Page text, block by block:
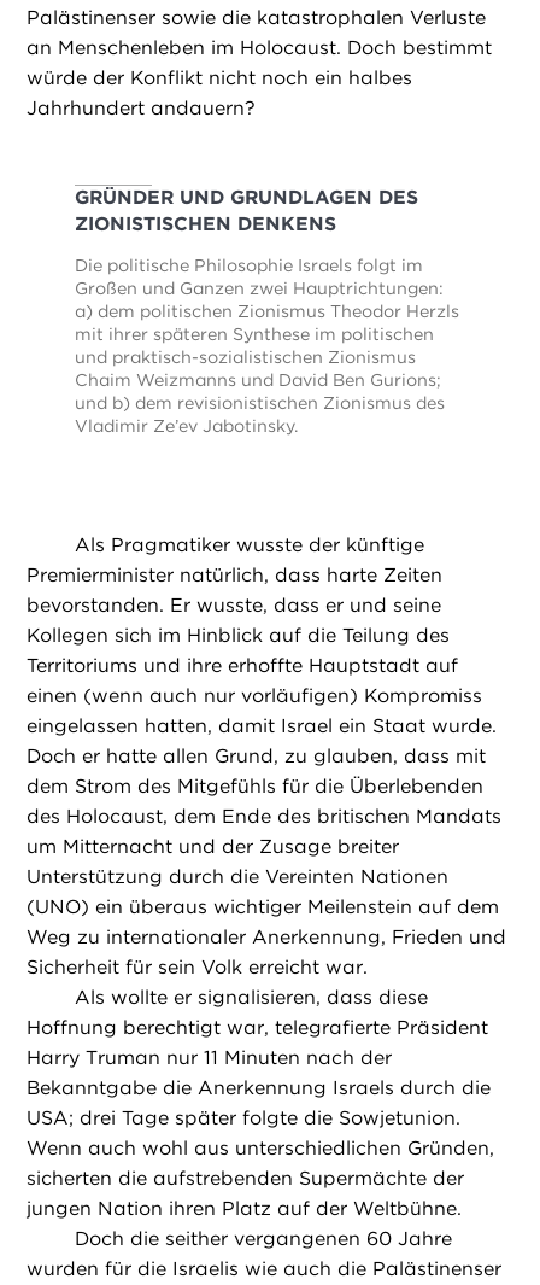
Palästinenser sowie die katastrophalen Verluste
an Menschenleben im Holocaust. Doch bestimmt
würde der Konflikt nicht noch ein halbes
Jahrhundert andauern?
GRÜNDER UND GRUNDLAGEN DES
ZIONISTISCHEN DENKENS
Die politische Philosophie Israels folgt im
Großen und Ganzen zwei Hauptrichtungen:
a) dem politischen Zionismus Theodor Herzls
mit ihrer späteren Synthese im politischen
und praktisch-sozialistischen Zionismus
Chaim Weizmanns und David Ben Gurions;
und b) dem revisionistischen Zionismus des
Vladimir Ze’ev Jabotinsky.
Als Pragmatiker wusste der künftige
Premierminister natürlich, dass harte Zeiten
bevorstanden. Er wusste, dass er und seine
Kollegen sich im Hinblick auf die Teilung des
Territoriums und ihre erhoffte Hauptstadt auf
einen (wenn auch nur vorläufigen) Kompromiss
eingelassen hatten, damit Israel ein Staat wurde.
Doch er hatte allen Grund, zu glauben, dass mit
dem Strom des Mitgefühls für die Überlebenden
des Holocaust, dem Ende des britischen Mandats
um Mitternacht und der Zusage breiter
Unterstützung durch die Vereinten Nationen
(UNO) ein überaus wichtiger Meilenstein auf dem
Weg zu internationaler Anerkennung, Frieden und
Sicherheit für sein Volk erreicht war.
Als wollte er signalisieren, dass diese
Hoffnung berechtigt war, telegrafierte Präsident
Harry Truman nur 11 Minuten nach der
Bekanntgabe die Anerkennung Israels durch die
USA; drei Tage später folgte die Sowjetunion.
Wenn auch wohl aus unterschiedlichen Gründen,
sicherten die aufstrebenden Supermächte der
jungen Nation ihren Platz auf der Weltbühne.
Doch die seither vergangenen 60 Jahre
wurden für die Israelis wie auch die Palästinenser